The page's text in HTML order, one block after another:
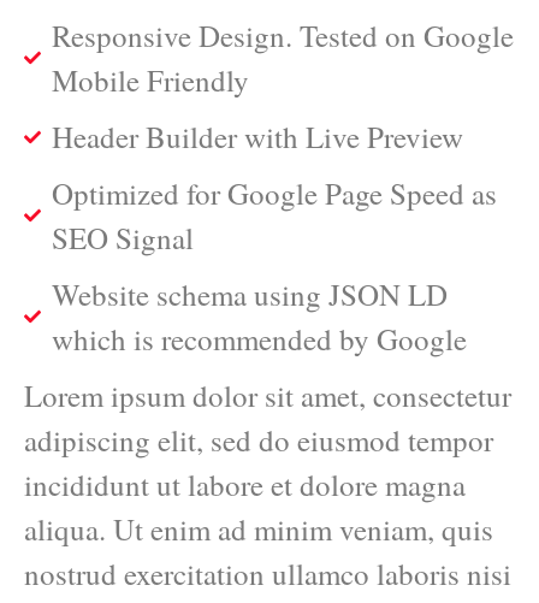
Responsive Design. Tested on Google
Mobile Friendly
Header Builder with Live Preview
Optimized for Google Page Speed as
SEO Signal
Website schema using JSON LD
which is recommended by Google
Lorem ipsum dolor sit amet, consectetur
adipiscing elit, sed do eiusmod tempor
incididunt ut labore et dolore magna
aliqua. Ut enim ad minim veniam, quis
nostrud exercitation ullamco laboris nisi